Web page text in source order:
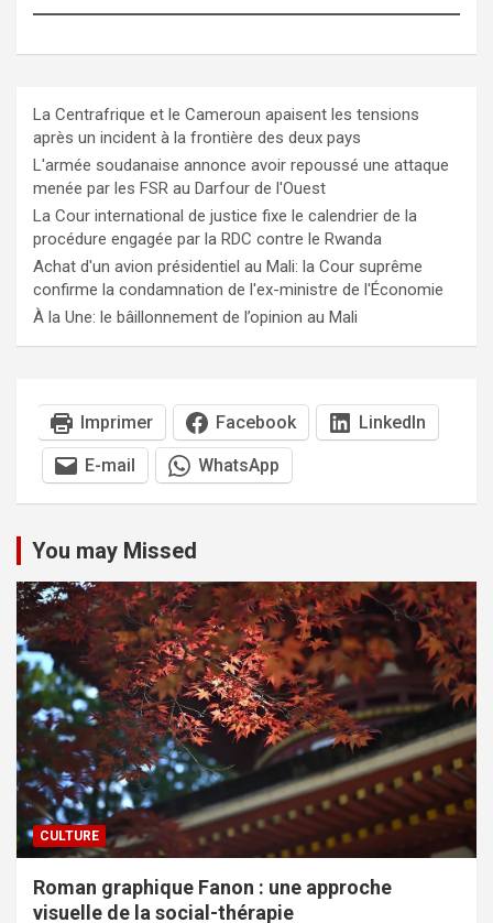
La Centrafrique et le Cameroun apaisent les tensions
après un incident à la frontière des deux pays
L'armée soudanaise annonce avoir repoussé une attaque
menée par les FSR au Darfour de l'Ouest
La Cour international de justice fixe le calendrier de la
procédure engagée par la RDC contre le Rwanda
Achat d'un avion présidentiel au Mali: la Cour suprême
confirme la condamnation de l'ex-ministre de l'Économie
À la Une: le bâillonnement de l’opinion au Mali
Imprimer Facebook LinkedIn
E-mail WhatsApp
You may Missed
CULTURE
Roman graphique Fanon : une approche
visuelle de la social-thérapie